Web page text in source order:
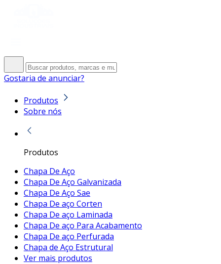
Gostaria de anunciar?
Produtos
Sobre nós
Produtos
Chapa De Aço
Chapa De Aço Galvanizada
Chapa De Aço Sae
Chapa De aço Corten
Chapa De aço Laminada
Chapa De aço Para Acabamento
Chapa De aço Perfurada
Chapa de Aço Estrutural
Ver mais produtos